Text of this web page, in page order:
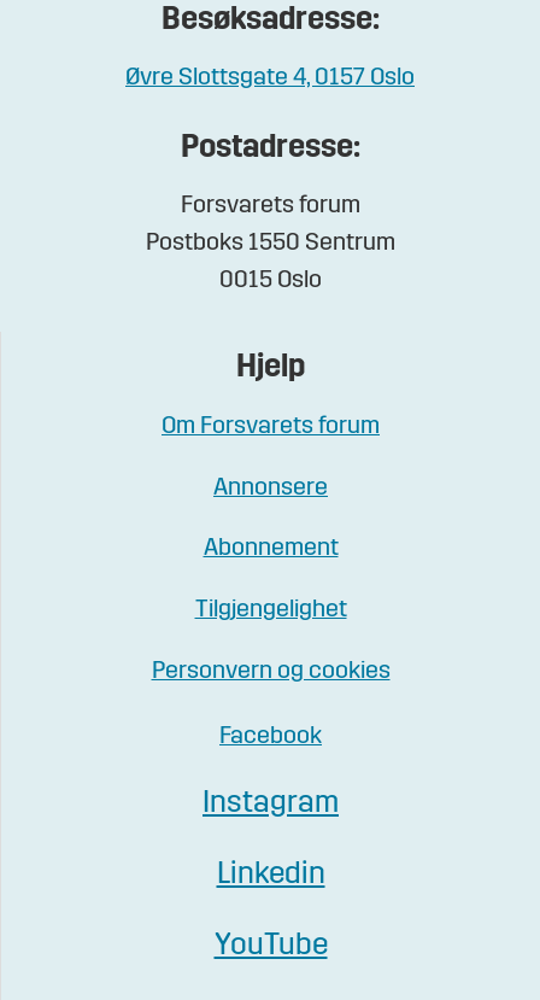
Besøksadresse:
Øvre Slottsgate 4, 0157 Oslo
Postadresse:
Forsvarets forum
Postboks 1550 Sentrum
0015 Oslo
Hjelp
Om Forsvarets forum
Annonsere
Abonnement
Tilgjengelighet
Personvern og cookies
Facebook
Instagram
Linkedin
YouTube